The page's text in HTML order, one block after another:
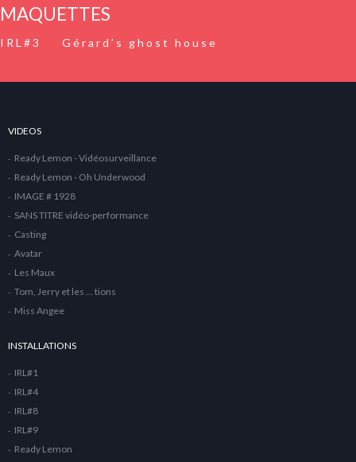
MAQUETTES
IRL#3 Gérard’s ghost house
VIDEOS
Ready Lemon - Vidéosurveillance
Ready Lemon - Oh Underwood
IMAGE # 1928
SANS TITRE vidéo-performance
Casting
Avatar
Les Maux
Tom, Jerry et les … tions
Miss Angee
INSTALLATIONS
IRL#1
IRL#4
IRL#8
IRL#9
Ready Lemon